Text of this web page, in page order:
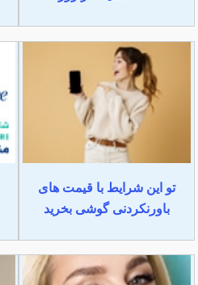
تو این شرایط با قیمت های
باورنکردنی گوشی بخرید